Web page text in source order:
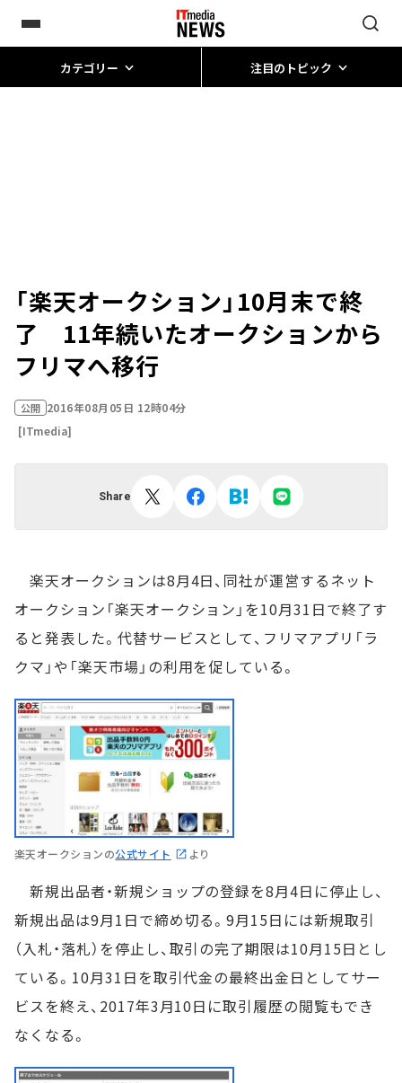
カテゴリー 注目のトピック
「楽天オークション」10月末で終
了 11年続いたオークションから
フリマへ移行
公開 2016年08月05日 12時04分
[ITmedia]
Share
楽天オークションは8月4日、同社が運営するネット
オークション「楽天オークション」を10月31日で終了す
ると発表した。代替サービスとして、フリマアプリ「ラ
クマ」や「楽天市場」の利用を促している。
楽天オークションの公式サイト より
新規出品者・新規ショップの登録を8月4日に停止し、
新規出品は9月1日で締め切る。9月15日には新規取引
（入札・落札）を停止し、取引の完了期限は10月15日とし
ている。10月31日を取引代金の最終出金日としてサー
ビスを終え、2017年3月10日に取引履歴の閲覧もでき
なくなる。